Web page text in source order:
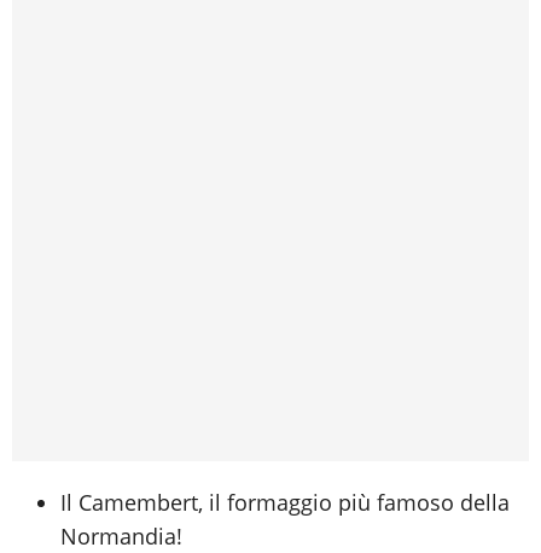
Il Camembert, il formaggio più famoso della
Normandia!